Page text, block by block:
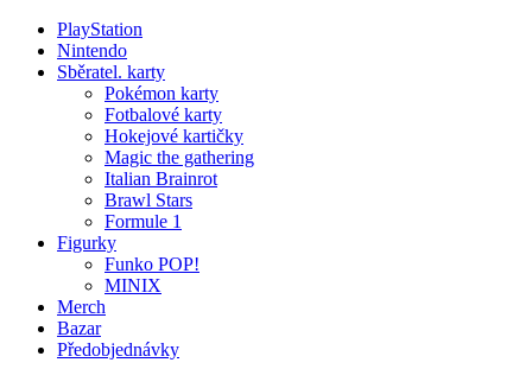
PlayStation
Nintendo
Sběratel. karty
Pokémon karty
Fotbalové karty
Hokejové kartičky
Magic the gathering
Italian Brainrot
Brawl Stars
Formule 1
Figurky
Funko POP!
MINIX
Merch
Bazar
Předobjednávky